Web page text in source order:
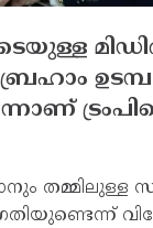
തമ്മിലുള്ള